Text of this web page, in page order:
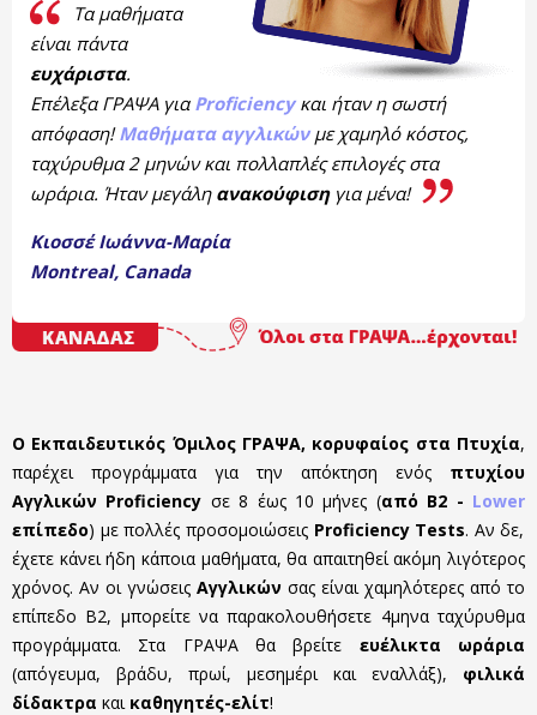
Τα μαθήματα
είναι πάντα
ευχάριστα.
Επέλεξα ΓΡΑΨΑ για Proficiencyκαι ήταν η σωστή
απόφαση!Μαθήματα αγγλικώνμε χαμηλό κόστος,
ταχύρυθμα 2 μηνών και πολλαπλές επιλογές στα
ωράρια. Ήταν μεγάλη ανακούφισηγια μένα!
Κιοσσέ Ιωάννα-Μαρία
Montreal, Canada
Ο Εκπαιδευτικός Όμιλος ΓΡΑΨΑ, κορυφαίος στα Πτυχία,
παρέχει προγράμματα για την απόκτηση ενός πτυχίου
Αγγλικών Proficiency σε 8 έως 10 μήνες (από B2 - Lower
επίπεδο) με πολλές προσομοιώσεις Proficiency Tests. Αν δε,
έχετε κάνει ήδη κάποια μαθήματα, θα απαιτηθεί ακόμη λιγότερος
χρόνος. Αν οι γνώσεις Αγγλικών σας είναι χαμηλότερες από το
επίπεδο Β2, μπορείτε να παρακολουθήσετε 4μηνα ταχύρυθμα
προγράμματα. Στα ΓΡΑΨΑ θα βρείτε ευέλικτα ωράρια
(απόγευμα, βράδυ, πρωί, μεσημέρι και εναλλάξ), φιλικά
δίδακτρα και καθηγητές-ελίτ!